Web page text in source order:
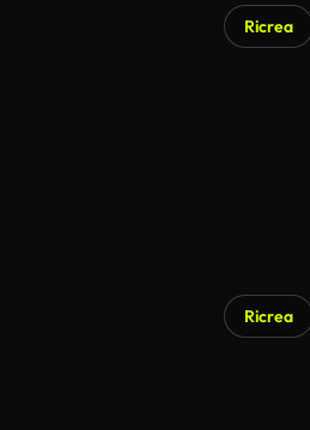
Ricrea
Ricrea